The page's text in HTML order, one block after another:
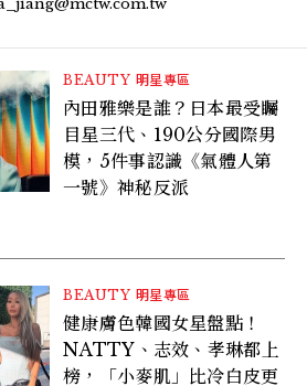
BEAUTY 明星專區
內田雅樂是誰？日本最受矚
目星三代、190公分國際男
模，5件事認識《氣體人第
一號》神秘反派
BEAUTY 明星專區
健康膚色韓國女星盤點！
NATTY、志效、孝琳都上
榜，「小麥肌」比冷白皮更